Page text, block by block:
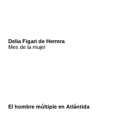
Delia Figari de Herrera
Mes de la mujer
El hombre múltiple en Atlántida